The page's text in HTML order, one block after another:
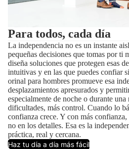
Para todos, cada día
La independencia no es un instante
pequeñas decisiones que tomas por
diseña soluciones que protegen esas
intuitivas y en las que puedes confiar
orinal para hombres promueve esa
desplazamientos apresurados y
especialmente de noche o durante
dificultades, más control. Cuando lo
confianza crece. Y con más
no en los detalles. Esa es la
práctica, real y cercana.
Haz tu día a día más fácil